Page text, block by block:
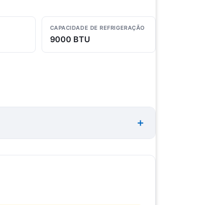
CAPACIDADE DE REFRIGERAÇÃO
9000 BTU